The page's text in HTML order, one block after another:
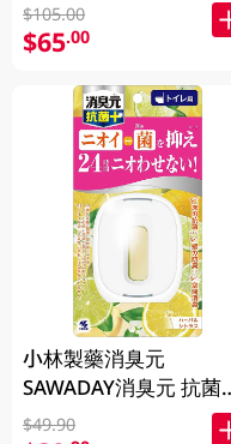
$105.00
$65.00
小林製藥消臭元
SAWADAY消臭元 抗菌
+浴廁芳香劑 -柑橘草本
$49.90